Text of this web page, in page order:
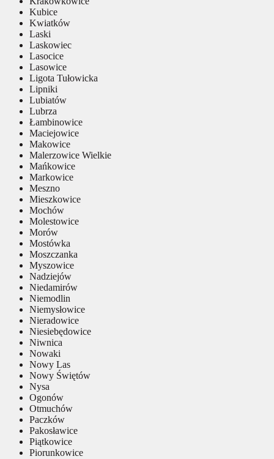
Kubice
Kwiatków
Laski
Laskowiec
Lasocice
Lasowice
Ligota Tułowicka
Lipniki
Lubiatów
Lubrza
Łambinowice
Maciejowice
Makowice
Malerzowice Wielkie
Mańkowice
Markowice
Meszno
Mieszkowice
Mochów
Molestowice
Morów
Mostówka
Moszczanka
Myszowice
Nadziejów
Niedamirów
Niemodlin
Niemysłowice
Nieradowice
Niesiebędowice
Niwnica
Nowaki
Nowy Las
Nowy Świętów
Nysa
Ogonów
Otmuchów
Paczków
Pakosławice
Piątkowice
Piorunkowice